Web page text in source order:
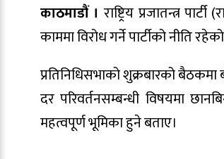
काठमाडौं ।राष्ट्रिय प्रजातन्त्र
काममा विरोध गर्ने पार्टीको नीति
प्रतिनिधिसभाको शुक्रबारको
दर परिवर्तनसम्बन्धी विषयमा
महत्वपूर्ण भूमिका हुने बताए।